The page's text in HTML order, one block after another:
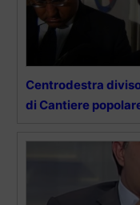
Centrodestra
di Cantiere